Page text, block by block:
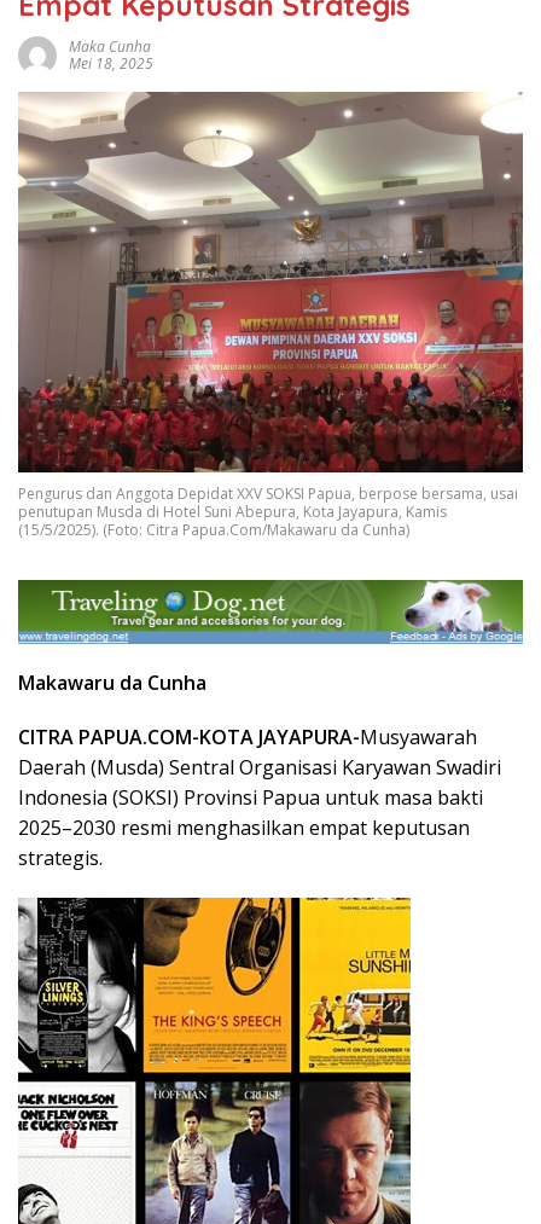
Maka Cunha
Mei 18, 2025
Pengurus dan Anggota Depidat XXV SOKSI Papua, berpose bersama, usai
penutupan Musda di Hotel Suni Abepura, Kota Jayapura, Kamis
(15/5/2025). (Foto: Citra Papua.Com/Makawaru da Cunha)
Makawaru da Cunha
CITRA PAPUA.COM-KOTA JAYAPURA-Musyawarah
Daerah (Musda) Sentral Organisasi Karyawan Swadiri
Indonesia (SOKSI) Provinsi Papua untuk masa bakti
2025–2030 resmi menghasilkan empat keputusan
strategis.